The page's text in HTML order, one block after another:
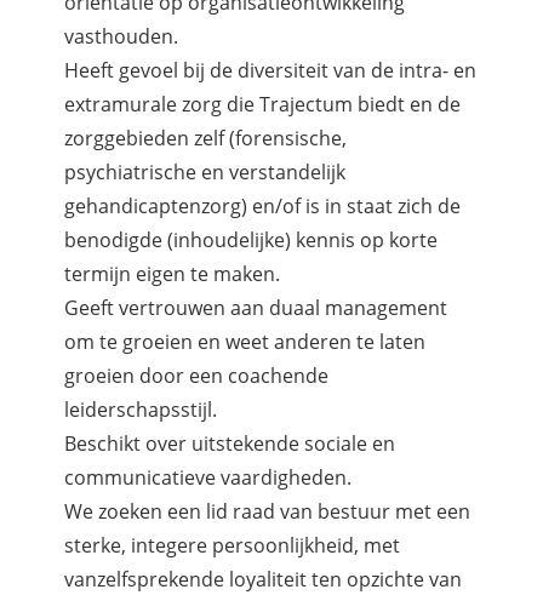
vasthouden.
Heeft gevoel bij de diversiteit van de intra- en
extramurale zorg die Trajectum biedt en de
zorggebieden zelf (forensische,
psychiatrische en verstandelijk
gehandicaptenzorg) en/of is in staat zich de
benodigde (inhoudelijke) kennis op korte
termijn eigen te maken.
Geeft vertrouwen aan duaal management
om te groeien en weet anderen te laten
groeien door een coachende
leiderschapsstijl.
Beschikt over uitstekende sociale en
communicatieve vaardigheden.
We zoeken een lid raad van bestuur met een
sterke, integere persoonlijkheid, met
vanzelfsprekende loyaliteit ten opzichte van